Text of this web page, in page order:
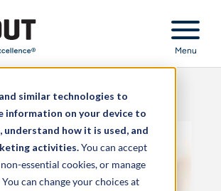
similar technologies to
information on your device to
how it is used, and
activities.You can accept
essential cookies, or manage
can change your choices at
Excellence
Menu